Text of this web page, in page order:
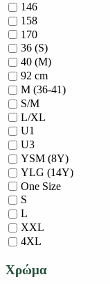
146
158
170
36 (S)
40 (M)
92 cm
M (36-41)
S/M
L/XL
U1
U3
YSM (8Y)
YLG (14Y)
One Size
S
L
XXL
4XL
Χρώμα